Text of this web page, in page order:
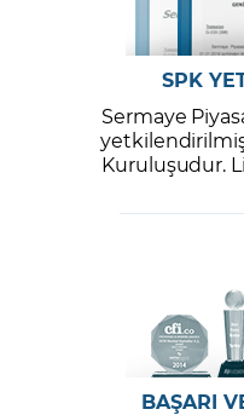
SPK
Sermaye
yetkilendirilmiş
Kuruluşudur.
BAŞARI